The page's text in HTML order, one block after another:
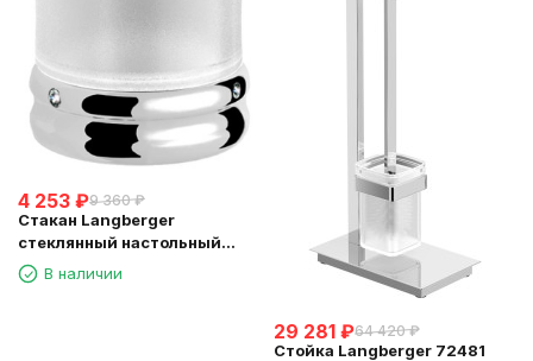
4 253 ₽9 360 ₽
Стакан Langberger
стеклянный настольный
круглый "Swarovski" 22213A
В наличии
29 281 ₽64 420 ₽
Стойка Langberger 72481